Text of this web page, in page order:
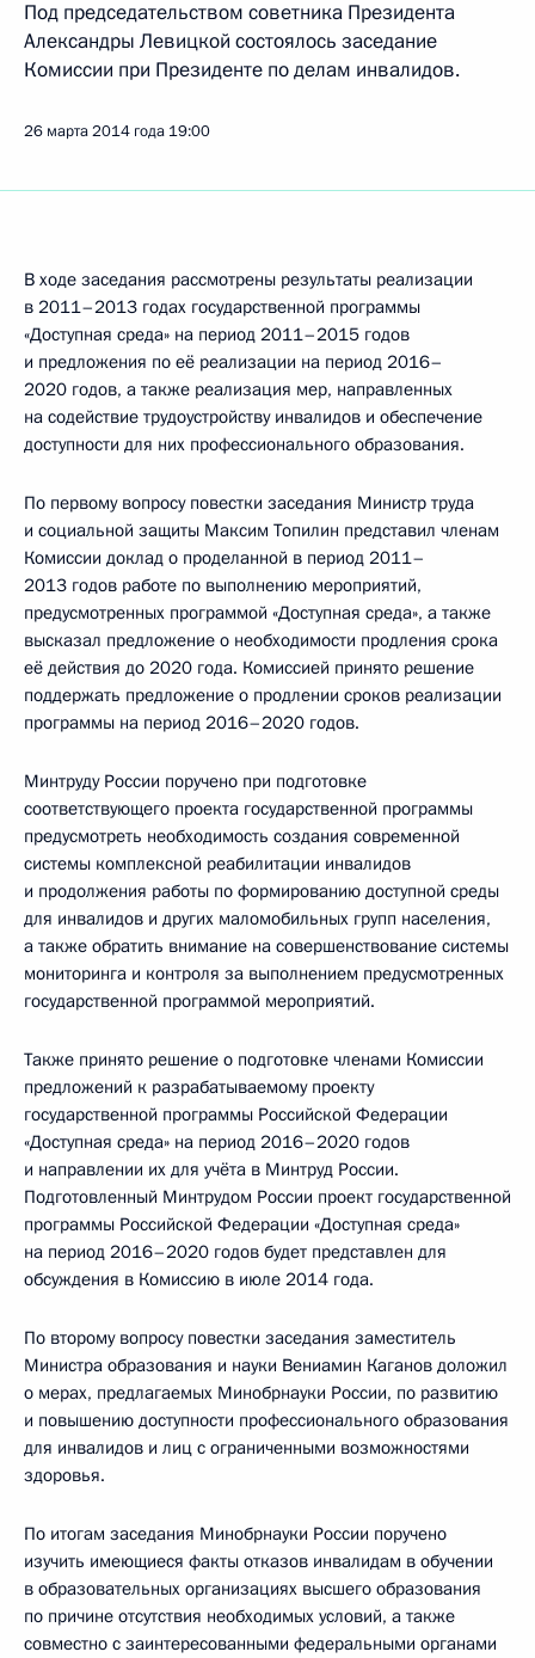
Под председательством советника Президента
Александры Левицкой состоялось заседание
Комиссии при Президенте по делам инвалидов.
26 марта 2014 года 19:00
В ходе заседания рассмотрены результаты реализации
в 2011–2013 годах государственной программы
«Доступная среда» на период 2011–2015 годов
и предложения по её реализации на период 2016–
2020 годов, а также реализация мер, направленных
на содействие трудоустройству инвалидов и обеспечение
доступности для них профессионального образования.
По первому вопросу повестки заседания Министр труда
и социальной защиты Максим Топилин представил членам
Комиссии доклад о проделанной в период 2011–
2013 годов работе по выполнению мероприятий,
предусмотренных программой «Доступная среда», а также
высказал предложение о необходимости продления срока
её действия до 2020 года. Комиссией принято решение
поддержать предложение о продлении сроков реализации
программы на период 2016–2020 годов.
Минтруду России поручено при подготовке
соответствующего проекта государственной программы
предусмотреть необходимость создания современной
системы комплексной реабилитации инвалидов
и продолжения работы по формированию доступной среды
для инвалидов и других маломобильных групп населения,
а также обратить внимание на совершенствование системы
мониторинга и контроля за выполнением предусмотренных
государственной программой мероприятий.
Также принято решение о подготовке членами Комиссии
предложений к разрабатываемому проекту
государственной программы Российской Федерации
«Доступная среда» на период 2016–2020 годов
и направлении их для учёта в Минтруд России.
Подготовленный Минтрудом России проект государственной
программы Российской Федерации «Доступная среда»
на период 2016–2020 годов будет представлен для
обсуждения в Комиссию в июле 2014 года.
По второму вопросу повестки заседания заместитель
Министра образования и науки Вениамин Каганов доложил
о мерах, предлагаемых Минобрнауки России, по развитию
и повышению доступности профессионального образования
для инвалидов и лиц с ограниченными возможностями
здоровья.
По итогам заседания Минобрнауки России поручено
изучить имеющиеся факты отказов инвалидам в обучении
в образовательных организациях высшего образования
по причине отсутствия необходимых условий, а также
совместно с заинтересованными федеральными органами